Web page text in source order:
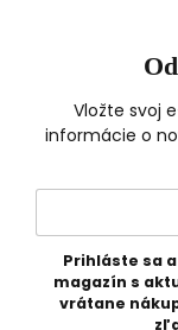
Vložte svoj
informácie o
Prihláste sa
magazín s
vrátane